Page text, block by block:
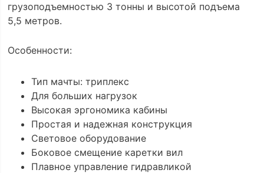
грузоподъемностью 3 тонны и высотой подъема
5,5 метров.
Особенности:
Тип мачты: триплекс
Для больших нагрузок
Высокая эргономика кабины
Простая и надежная конструкция
Световое оборудование
Боковое смещение каретки вил
Плавное управление гидравликой